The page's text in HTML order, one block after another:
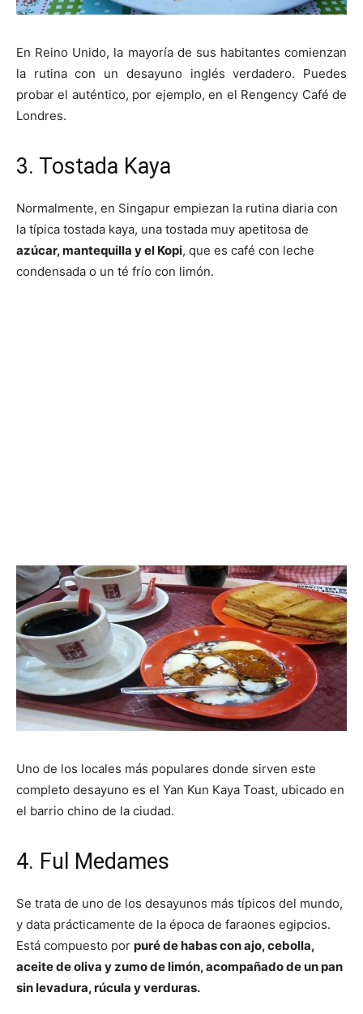
En Reino Unido, la mayoría de sus habitantes comienzan
la rutina con un desayuno inglés verdadero. Puedes
probar el auténtico, por ejemplo, en el Rengency Café de
Londres.
3. Tostada Kaya
Normalmente, en Singapur empiezan la rutina diaria con
la típica tostada kaya, una tostada muy apetitosa de
azúcar, mantequilla y el Kopi, que es café con leche
condensada o un té frío con limón.
Uno de los locales más populares donde sirven este
completo desayuno es el Yan Kun Kaya Toast, ubicado en
el barrio chino de la ciudad.
4. Ful Medames
Se trata de uno de los desayunos más típicos del mundo,
y data prácticamente de la época de faraones egipcios.
Está compuesto por puré de habas con ajo, cebolla,
aceite de oliva y zumo de limón, acompañado de un pan
sin levadura, rúcula y verduras.